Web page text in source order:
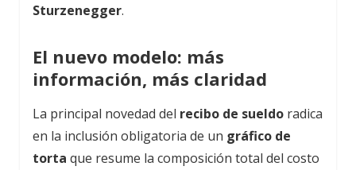
Sturzenegger.
El nuevo modelo: más
información, más claridad
La principal novedad del recibo de sueldo radica
en la inclusión obligatoria de un gráfico de
torta que resume la composición total del costo